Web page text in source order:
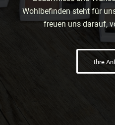
Wohlbefinden steht für
freuen uns darauf,
Ihre